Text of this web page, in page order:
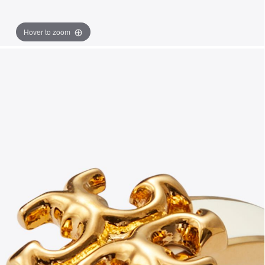
Hover to zoom